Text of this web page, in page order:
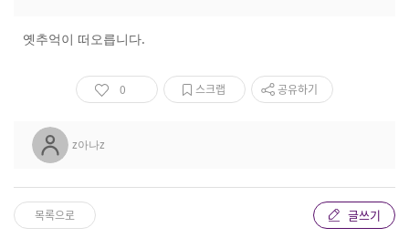
옛추억이 떠오릅니다.
0 스크랩 공유하기
z아나z
목록으로 글쓰기